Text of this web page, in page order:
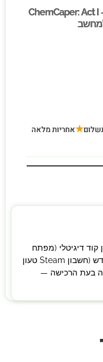
ChemCaper: Act I
ChemCaper: Act I
★אחריות מלאה
קוד דיגיטלי (מפתח
Steam להפעלה עצמית) לבין משתמש חדש (חשבון Steam טעון
בעת הרכישה —